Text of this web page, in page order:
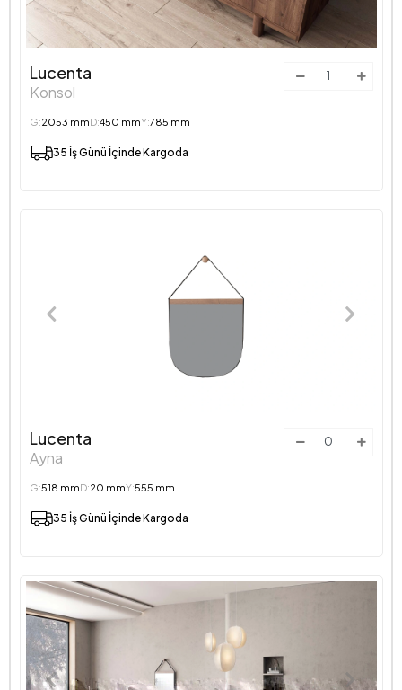
Lucenta
Konsol
G:2053 mmD:450 mmY:785 mm
35 İş Günü İçinde Kargoda
Lucenta
Ayna
G:518 mmD:20 mmY:555 mm
35 İş Günü İçinde Kargoda